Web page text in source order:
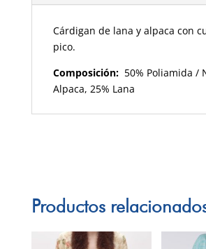
Cárdigan de lana y alpaca con
pico.
Composición:50% Poliamida /
Alpaca, 25% Lana
Productos